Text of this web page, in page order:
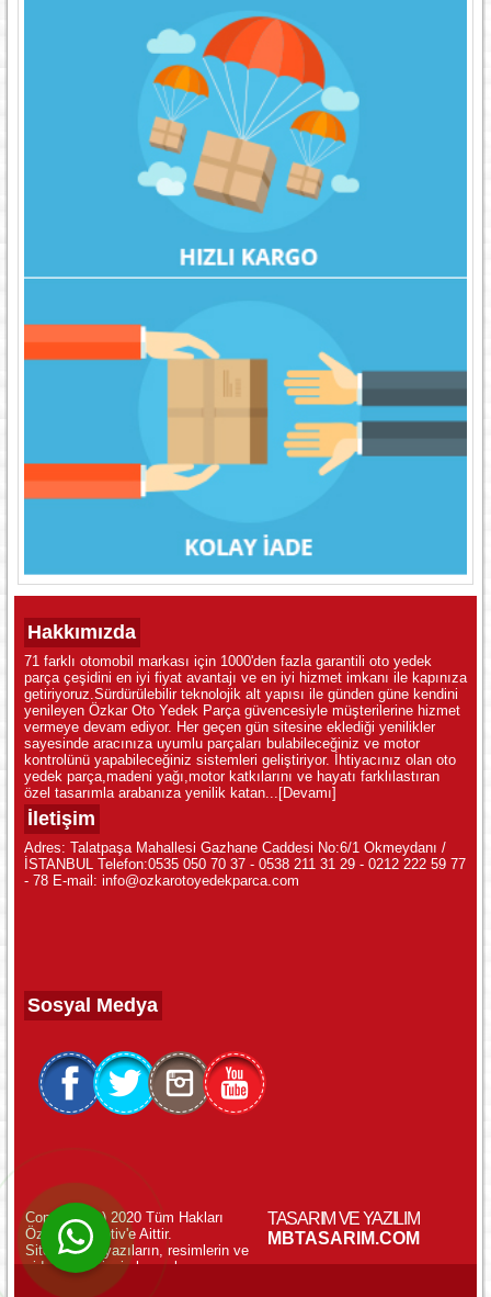
WhatsApp ile Online Destek!
Hakkımızda
71 farklı otomobil markası için 1000'den fazla garantili oto yedek
parça çeşidini en iyi fiyat avantajı ve en iyi hizmet imkanı ile kapınıza
getiriyoruz.Sürdürülebilir teknolojik alt yapısı ile günden güne kendini
yenileyen Özkar Oto Yedek Parça güvencesiyle müşterilerine hizmet
vermeye devam ediyor. Her geçen gün sitesine eklediği yenilikler
sayesinde aracınıza uyumlu parçaları bulabileceğiniz ve motor
kontrolünü yapabileceğiniz sistemleri geliştiriyor. İhtiyacınız olan oto
yedek parça,madeni yağı,motor katkılarını ve hayatı farklılastıran
özel tasarımla arabanıza yenilik katan... [Devamı]
İletişim
Adres: Talatpaşa Mahallesi Gazhane Caddesi No:6/1 Okmeydanı /
İSTANBUL Telefon:0535 050 70 37 - 0538 211 31 29 - 0212 222 59 77
- 78 E-mail: info@ozkarotoyedekparca.com
Sosyal Medya
Copyright (c) 2020 Tüm Hakları
Özkar Otomotiv'e Aittir.
Sitemizdeki yazıların, resimlerin ve
videoların izinsiz kopyalanması
yasaktır.
TASARIM VE YAZILIM
MBTASARIM.COM